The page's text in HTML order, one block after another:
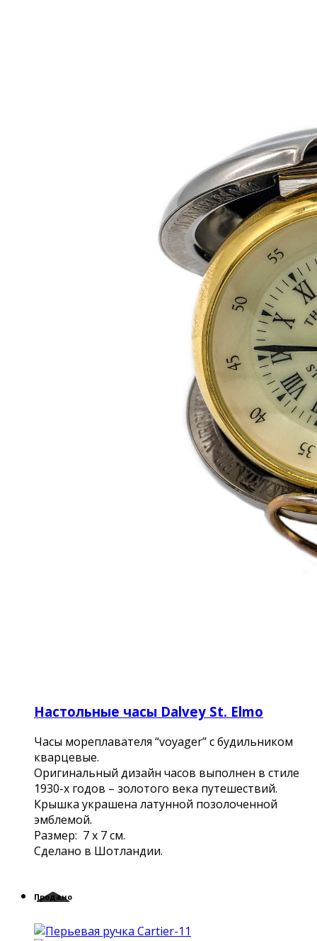
Настольные часы Dalvey St. Elmo
Часы мореплавателя “voyager” с будильником
кварцевые.
Оригинальный дизайн часов выполнен в стиле
1930-х годов – золотого века путешествий.
Крышка украшена латунной позолоченной
эмблемой.
Размер: 7 х 7 см.
Сделано в Шотландии.
Продано